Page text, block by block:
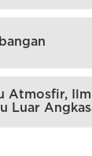
Atmosfir,
Luar